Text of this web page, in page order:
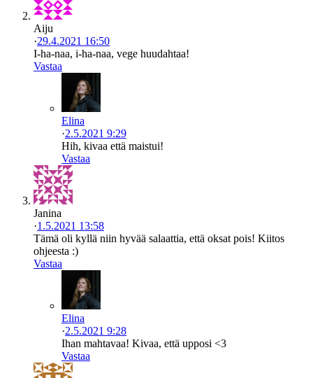
Aiju
·29.4.2021 16:50
I-ha-naa, i-ha-naa, vege huudahtaa!
Vastaa
Elina
·2.5.2021 9:29
Hih, kivaa että maistui!
Vastaa
Janina
·1.5.2021 13:58
Tämä oli kyllä niin hyvää salaattia, että oksat pois! Kiitos
ohjeesta :)
Vastaa
Elina
·2.5.2021 9:28
Ihan mahtavaa! Kivaa, että upposi <3
Vastaa